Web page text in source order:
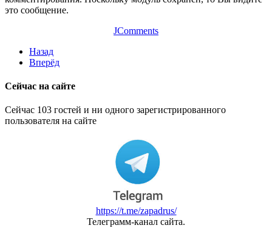
это сообщение.
JComments
Назад
Вперёд
Сейчас на сайте
Сейчас 103 гостей и ни одного зарегистрированного
пользователя на сайте
https://t.me/zapadrus/
Телеграмм-канал сайта.